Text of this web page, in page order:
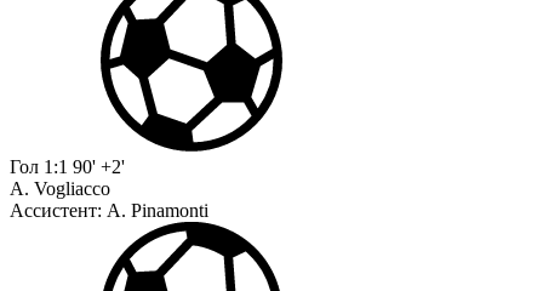
Гол 1:1 90' +2'
A. Vogliacco
Ассистент: A. Pinamonti